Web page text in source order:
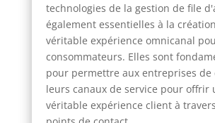
technologies de la gestion de file
également essentielles à la
véritable expérience omnicanal
consommateurs. Elles sont
pour permettre aux entreprises de
leurs canaux de service pour offrir
véritable expérience client à